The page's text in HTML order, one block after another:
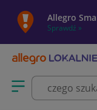
Allegro
Sprawdź »
Otwórz menu z